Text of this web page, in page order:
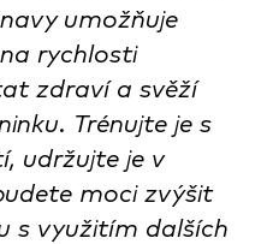
umožňuje
rychlosti
zdraví a svěží
Trénujte je s
udržujte je v
moci zvýšit
s využitím dalších